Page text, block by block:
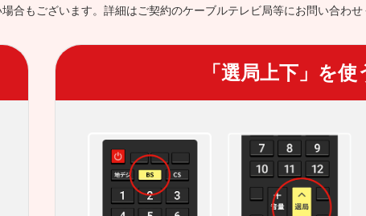
もございます。詳細はご契約のケーブルテレビ局等にお問い合わせ
「選局上下」を使